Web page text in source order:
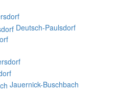
Deutsch-Paulsdorf
Jauernick-Buschbach